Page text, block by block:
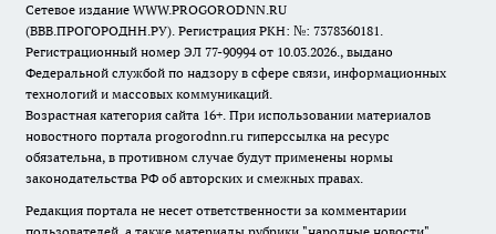
Сетевое издание WWW.PROGORODNN.RU
(ВВВ.ПРОГОРОДНН.РУ). Регистрация РКН: №: 7378360181.
Регистрационный номер ЭЛ 77-90994 от 10.03.2026., выдано
Федеральной службой по надзору в сфере связи, информационных
технологий и массовых коммуникаций.
Возрастная категория сайта 16+. При использовании материалов
новостного портала progorodnn.ru гиперссылка на ресурс
обязательна, в противном случае будут применены нормы
законодательства РФ об авторских и смежных правах.
Редакция портала не несет ответственности за комментарии